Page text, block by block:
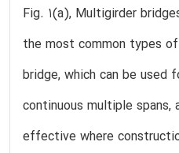
Fig. 1(a), Multigirder
the most common types
bridge, which can be used
continuous multiple spans,
effective where